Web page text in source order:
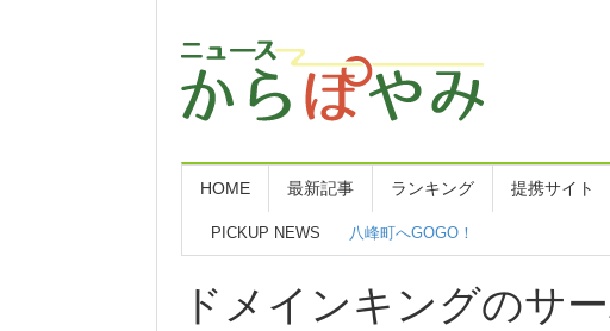
HOME 最新記事 ランキング 提携サイト
PICKUP NEWS 八峰町へGOGO！
みたねサンドクラフト２０２６メイ
ドメインキングのサ